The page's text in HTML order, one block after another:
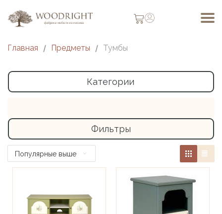
Главная / Предметы / Тумбы
Категории
Фильтры
Популярные выше